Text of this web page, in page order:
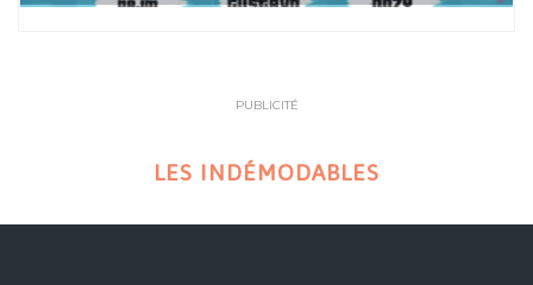
PUBLICITÉ
LES INDÉMODABLES